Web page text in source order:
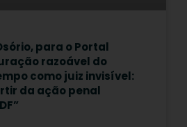
para o Portal
razoável do
como juiz invisível:
da ação penal